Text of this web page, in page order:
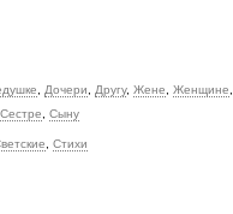
Дочери Другу, Жене Женщине
Сестре Сыну
Стихи